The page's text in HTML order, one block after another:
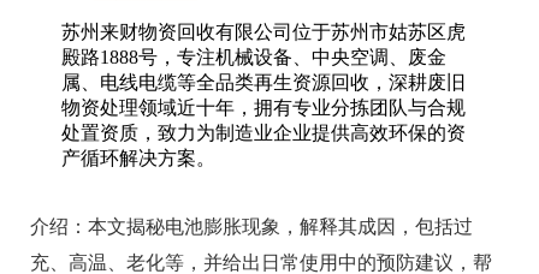
苏州来财物资回收有限公司位于苏州市姑苏区虎
殿路1888号，专注机械设备、中央空调、废金
属、电线电缆等全品类再生资源回收，深耕废旧
物资处理领域近十年，拥有专业分拣团队与合规
处置资质，致力为制造业企业提供高效环保的资
产循环解决方案。
介绍： 本文揭秘电池膨胀现象，解释其成因，包括过
充、高温、老化等，并给出日常使用中的预防建议，帮